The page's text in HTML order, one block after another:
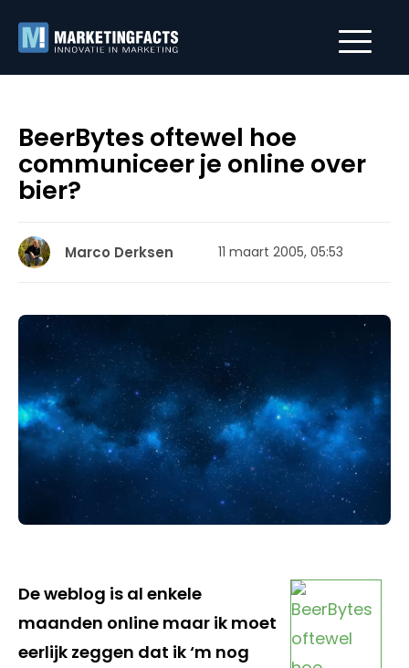
BeerBytes oftewel hoe
communiceer je online over
bier?
Marco Derksen 11 maart 2005, 05:53
De weblog is al enkele
maanden online maar ik moet
eerlijk zeggen dat ik ‘m nog